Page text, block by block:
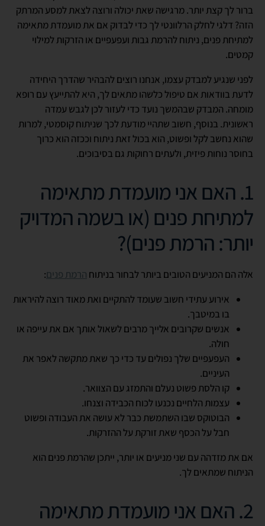
ברור לך קצת יותר. מרגישה שאת יכולה ורוצה לצאת למסע המרתק
הזה? דלגי לחלק הרלוונטי לך כדי לבדוק אם את מועמדת מתאימה
למתיחת פנים, ניתוח להרמת גבות ועפעפיים או הזרקות למילוי
קמטים.
לפני שנגיע למבדק עצמו, אנחנו רוצים להבהיר שהדרך היחידה
לדעת בוודאות אם טיפול כלשהו מתאים לך, היא להתייעץ עם רופא
מומחה. המבדק שבהמשך נועד כדי לעזור לכן לגבש עמדה
ראשונית. בנוסף, חשוב שתהיי מודעת לכך שניתוח קוסמטי, למרות
שהוא נחשב לקל ופשוט, הוא בכול זאת ניתוח וככזה הוא כרוך
בחוסר נוחות פיזית, ולעתים רחוקות גם בסיבוכים.
1. האם אני מועמדת מתאימה
למתיחת פנים (או בשמה המדויק
יותר: הרמת פנים)?
אלה הם המניעים הטובים ביותר לבחור בניתוח הרמת פנים:
אירוע עתידי חשוב שעומד להתקיים ואת מאוד רוצה להיראות
בו במיטבך.
אנשים שקרובים אלייך מרבים לשאול אותך אם את עייפה או
חולה.
העפעפיים שלך נפולים עד כדי כך שאת מתקשה לאפר את
העיניים.
קו הלסת פשוט נעלם והתמזג עם הצוואר.
עצמות הלחיים נכנעו לכוח הכבידה וצנחו.
הבוטוקס שבו השתמשת כבר לא עושה את העבודה ופשוט
חבל על הכסף שאת זורקת על ההזרקות.
אם את מזדהה עם שני מניעים או יותר, ייתכן שהרמת פנים הוא
הניתוח שמתאים לך.
2. האם אני מועמדת מתאימה